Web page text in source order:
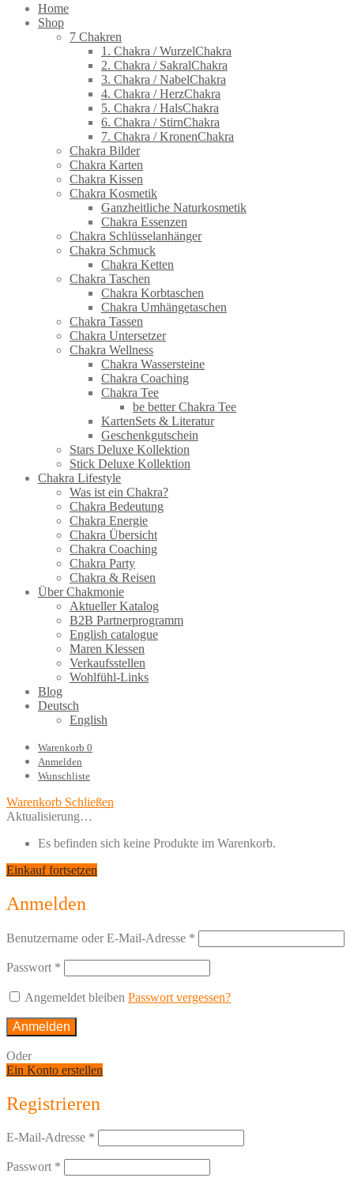
Home
Shop
7 Chakren
1. Chakra / WurzelChakra
2. Chakra / SakralChakra
3. Chakra / NabelChakra
4. Chakra / HerzChakra
5. Chakra / HalsChakra
6. Chakra / StirnChakra
7. Chakra / KronenChakra
Chakra Bilder
Chakra Karten
Chakra Kissen
Chakra Kosmetik
Ganzheitliche Naturkosmetik
Chakra Essenzen
Chakra Schlüsselanhänger
Chakra Schmuck
Chakra Ketten
Chakra Taschen
Chakra Korbtaschen
Chakra Umhängetaschen
Chakra Tassen
Chakra Untersetzer
Chakra Wellness
Chakra Wassersteine
Chakra Coaching
Chakra Tee
be better Chakra Tee
KartenSets & Literatur
Geschenkgutschein
Stars Deluxe Kollektion
Stick Deluxe Kollektion
Chakra Lifestyle
Was ist ein Chakra?
Chakra Bedeutung
Chakra Energie
Chakra Übersicht
Chakra Coaching
Chakra Party
Chakra & Reisen
Über Chakmonie
Aktueller Katalog
B2B Partnerprogramm
English catalogue
Maren Klessen
Verkaufsstellen
Wohlfühl-Links
Blog
Deutsch
English
Warenkorb 0
Anmelden
Wunschliste
Warenkorb Schließen
Aktualisierung…
Es befinden sich keine Produkte im Warenkorb.
Einkauf fortsetzen
Anmelden
Benutzername oder E-Mail-Adresse *
Passwort *
Angemeldet bleiben Passwort vergessen?
Anmelden
Oder
Ein Konto erstellen
Registrieren
E-Mail-Adresse *
Passwort *